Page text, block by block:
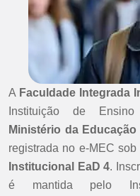
A Faculdade Integrada
Instituição de
Ministério da Educação
registrada no e-MEC
Institucional EaD 4.
é mantida pelo